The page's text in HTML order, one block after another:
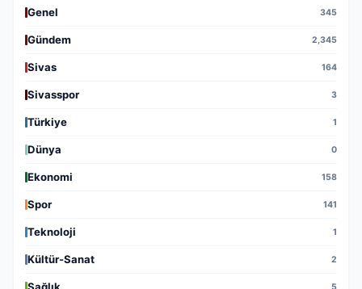
Genel 345
Gündem 2,345
Sivas 164
Sivasspor 3
Türkiye 1
Dünya 0
Ekonomi 158
Spor 141
Teknoloji 1
Kültür-Sanat 2